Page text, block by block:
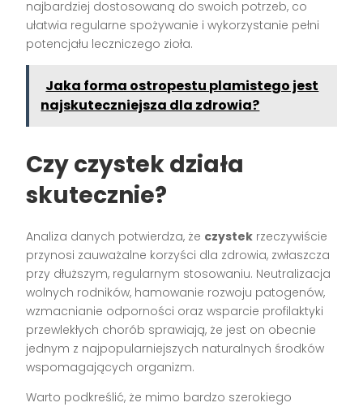
najbardziej dostosowaną do swoich potrzeb, co
ułatwia regularne spożywanie i wykorzystanie pełni
potencjału leczniczego zioła.
Jaka forma ostropestu plamistego jest
najskuteczniejsza dla zdrowia?
Czy czystek działa
skutecznie?
Analiza danych potwierdza, że czystek rzeczywiście
przynosi zauważalne korzyści dla zdrowia, zwłaszcza
przy dłuższym, regularnym stosowaniu. Neutralizacja
wolnych rodników, hamowanie rozwoju patogenów,
wzmacnianie odporności oraz wsparcie profilaktyki
przewlekłych chorób sprawiają, że jest on obecnie
jednym z najpopularniejszych naturalnych środków
wspomagających organizm.
Warto podkreślić, że mimo bardzo szerokiego